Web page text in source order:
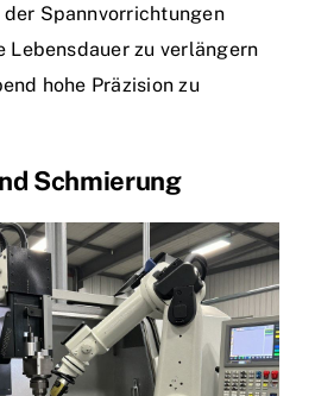
Spannvorrichtungen
Lebensdauer zu verlängern
hohe Präzision zu
Schmierung